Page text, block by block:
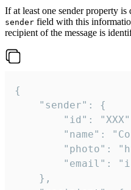
If at least one sender property
sender field with this
recipient of the message is
{